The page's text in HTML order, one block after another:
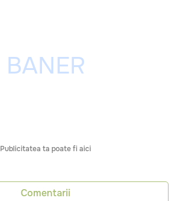
Publicitatea ta poate fi aici
Comentarii